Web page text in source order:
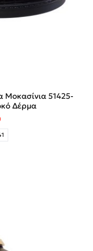
Μοκασίνια 51425-
Δέρμα
price was: €79.00.
Η τρέχουσα τιμή